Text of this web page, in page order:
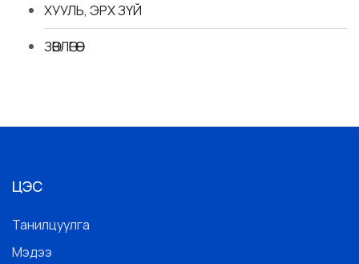
ХУУЛЬ, ЭРХ ЗҮЙ
ЗӨВЛӨГӨӨ
ЦЭС
Танилцуулга
Мэдээ